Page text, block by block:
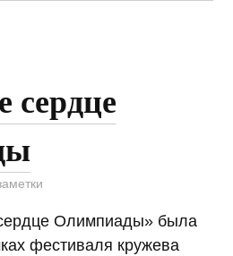
сердце
Олимпиады» была
фестиваля кружева